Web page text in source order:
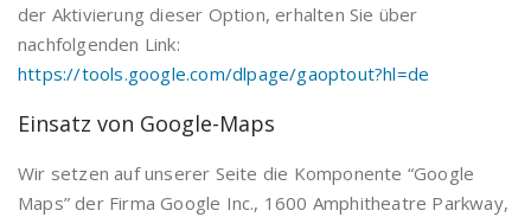
der Aktivierung dieser Option, erhalten Sie über
nachfolgenden Link:
https://tools.google.com/dlpage/gaoptout?hl=de
Einsatz von Google-Maps
Wir setzen auf unserer Seite die Komponente “Google
Maps” der Firma Google Inc., 1600 Amphitheatre Parkway,